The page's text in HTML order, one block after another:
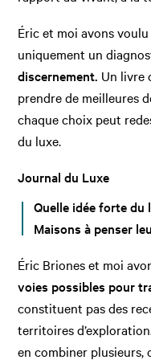
Éric et moi avons
uniquement un
discernement. Un livre
prendre de meilleures
chaque choix peut
du luxe.
Journal du Luxe
Quelle idée forte du
Maisons à penser
Éric Briones et moi
voies possibles pour
constituent pas des
territoires
en combiner plusieurs,